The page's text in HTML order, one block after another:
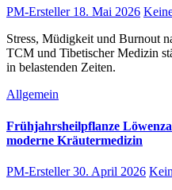
PM-Ersteller 18. Mai 2026
Stress, Müdigkeit und Burnout natürlich begegnen: Adaptogene aus
TCM und Tibetischer Medizin
in belastenden Zeiten.
Allgemein
Frühjahrsheilpflanze
moderne Kräutermedizin
PM-Ersteller30. April 2026